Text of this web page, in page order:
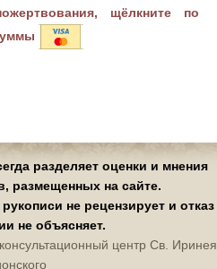
щёлкните по
разделяет оценки и мнения
размещенных на сайте.
не рецензирует и отказ
не объясняет.
центр Св. Иринея